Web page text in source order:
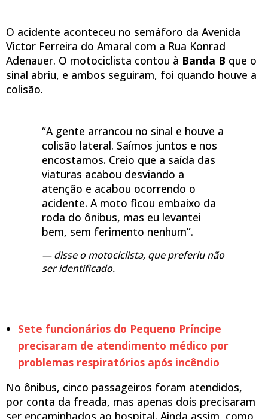
O acidente aconteceu no semáforo da Avenida
Victor Ferreira do Amaral com a Rua Konrad
Adenauer. O motociclista contou à Banda B que o
sinal abriu, e ambos seguiram, foi quando houve a
colisão.
“A gente arrancou no sinal e houve a
colisão lateral. Saímos juntos e nos
encostamos. Creio que a saída das
viaturas acabou desviando a
atenção e acabou ocorrendo o
acidente. A moto ficou embaixo da
roda do ônibus, mas eu levantei
bem, sem ferimento nenhum”.
disse o motociclista, que preferiu não
ser identificado.
Sete funcionários do Pequeno Príncipe
precisaram de atendimento médico por
problemas respiratórios após incêndio
No ônibus, cinco passageiros foram atendidos,
por conta da freada, mas apenas dois precisaram
ser encaminhados ao hospital. Ainda assim, como